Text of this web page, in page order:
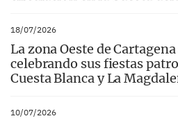
18/07/2026
La zona Oeste de
celebrando sus fiestas
Cuesta Blanca y La
10/07/2026